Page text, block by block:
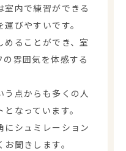
内で練習ができる
びやすいです。
めることができ、室
雰囲気を体感する
う点からも多くの人
なっています。
にシュミレーション
聞きします。